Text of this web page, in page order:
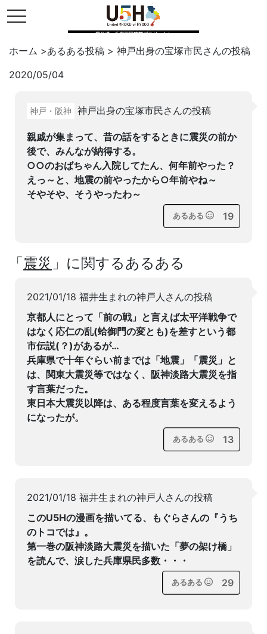
toggle navigation
県公式・兵庫五国連邦プロジェクト
ホーム >あるある投稿 > 神戸出身の宝塚市民さんの投稿
2020/05/04
神戸・阪神 神戸出身の宝塚市民さんの投稿
親戚が集まって、昔の話をするときに震災の前か
後で、みんなが納得する。
○○のおばちゃん入院してたん、何年前やった？
えっ～と、地震の前やったから○年前やね～
そやそや、そうやったわ～
あるある 19
「震災 」に関するあるある
2021/01/18 福井生まれの神戸人さんの投稿
京都人にとって「前の戦」と言えば太平洋戦争で
はなく応仁の乱(蛤御門の変とも)を差すという都
市伝説(？)があるが…
兵庫県で十年ぐらい前までは「地震」「震災」と
は、関東大震災等ではなく、阪神淡路大震災を指
す言葉だった。
東日本大震災以降は、ある程度言葉を変えるよう
になったが。
あるある 13
2021/01/18 福井生まれの神戸人さんの投稿
このU5Hの漫画を描いてる、もぐらさんの『うち
のトコでは』。
第一巻の阪神淡路大震災を描いた「夢の架け橋」
を読んで、涙した兵庫県民多数・・・
あるある 29